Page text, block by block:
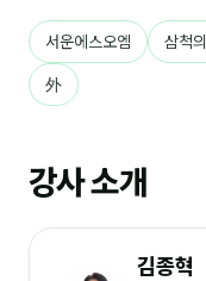
B2B 영업도구
일정
지식
서운에스오엠 삼척
外
강사 소개
김종혁